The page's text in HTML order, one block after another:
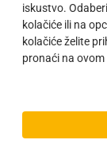
iskustvo.
kolačiće ili na
kolačiće želite
pronaći na
dana:
04.01.2023